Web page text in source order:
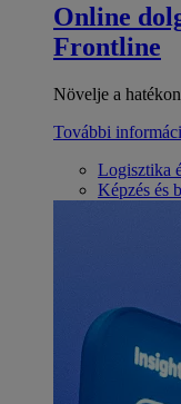
Online
Frontline
Növelje a
További
Logisztika
Képzés és